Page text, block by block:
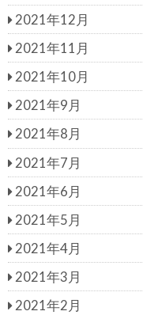
2021年12月
2021年11月
2021年10月
2021年9月
2021年8月
2021年7月
2021年6月
2021年5月
2021年4月
2021年3月
2021年2月